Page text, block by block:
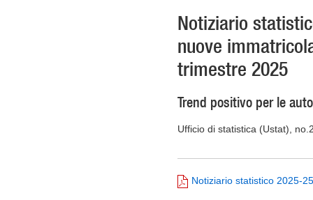
Notiziario
nuove
trimestre 2025
Trend positivo per le
Ufficio di statistica (Ustat),
Notiziario statistico 2025-25